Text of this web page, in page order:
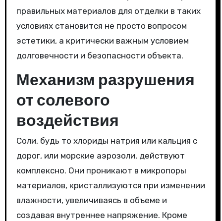
правильных материалов для отделки в таких
условиях становится не просто вопросом
эстетики, а критически важным условием
долговечности и безопасности объекта.
Механизм разрушения
от солевого
воздействия
Соли, будь то хлориды натрия или кальция с
дорог, или морские аэрозоли, действуют
комплексно. Они проникают в микропоры
материалов, кристаллизуются при изменении
влажности, увеличиваясь в объеме и
создавая внутреннее напряжение. Кроме